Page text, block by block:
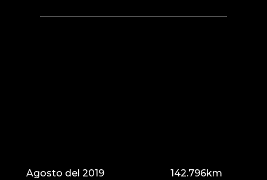
Agosto del 2019 142.796km